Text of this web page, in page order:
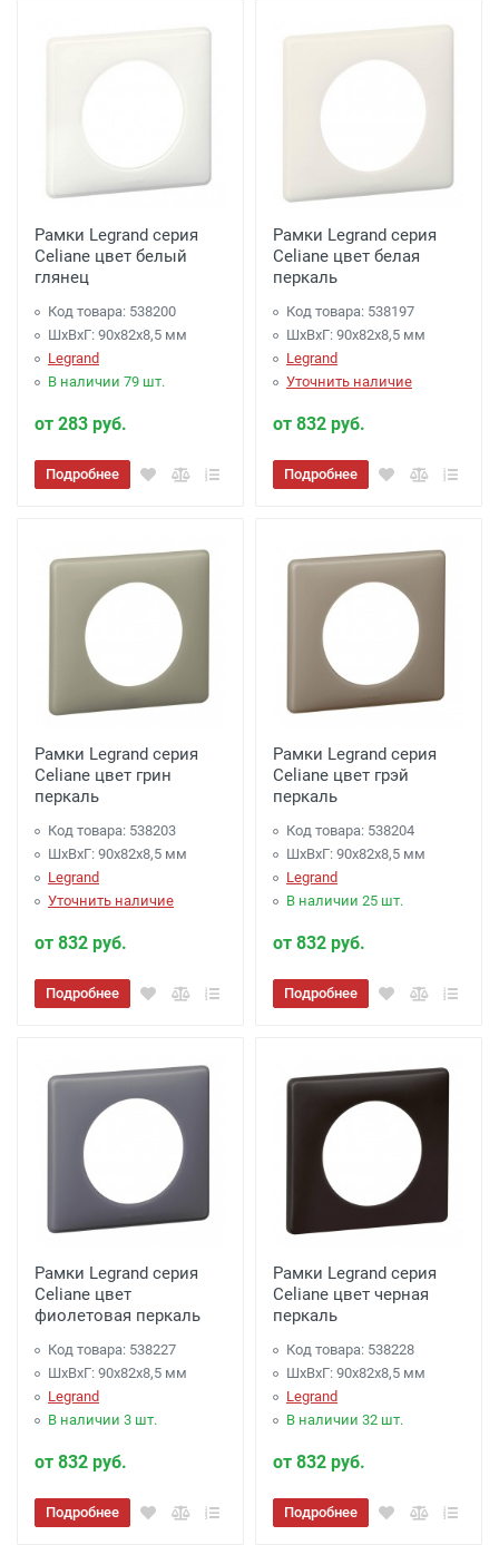
Рамки Legrand серия
Celiane цвет белый
глянец
Код товара: 538200
ШхВхГ: 90x82x8,5 мм
Legrand
В наличии 79 шт.
от 283 руб.
Подробнее
Рамки Legrand серия
Celiane цвет белая
перкаль
Код товара: 538197
ШхВхГ: 90x82x8,5 мм
Legrand
Уточнить наличие
от 832 руб.
Подробнее
Рамки Legrand серия
Celiane цвет грин
перкаль
Код товара: 538203
ШхВхГ: 90x82x8,5 мм
Legrand
Уточнить наличие
от 832 руб.
Подробнее
Рамки Legrand серия
Celiane цвет грэй
перкаль
Код товара: 538204
ШхВхГ: 90x82x8,5 мм
Legrand
В наличии 25 шт.
от 832 руб.
Подробнее
Рамки Legrand серия
Celiane цвет
фиолетовая перкаль
Код товара: 538227
ШхВхГ: 90x82x8,5 мм
Legrand
В наличии 3 шт.
от 832 руб.
Подробнее
Рамки Legrand серия
Celiane цвет черная
перкаль
Код товара: 538228
ШхВхГ: 90x82x8,5 мм
Legrand
В наличии 32 шт.
от 832 руб.
Подробнее